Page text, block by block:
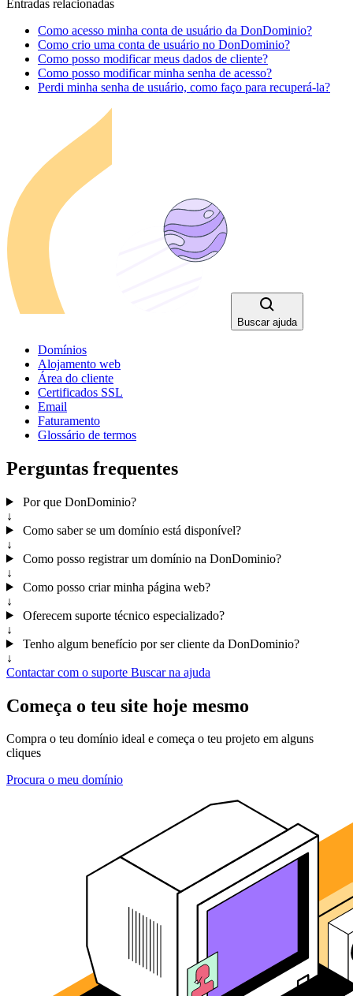
Entradas relacionadas
Como acesso minha conta de usuário da DonDominio?
Como crio uma conta de usuário no DonDominio?
Como posso modificar meus dados de cliente?
Como posso modificar minha senha de acesso?
Perdi minha senha de usuário, como faço para recuperá-la?
Buscar ajuda
Domínios
Alojamento web
Área do cliente
Certificados SSL
Email
Faturamento
Glossário de termos
Perguntas frequentes
Por que DonDominio?
↓
Como saber se um domínio está disponível?
↓
Como posso registrar um domínio na DonDominio?
↓
Como posso criar minha página web?
↓
Oferecem suporte técnico especializado?
↓
Tenho algum benefício por ser cliente da DonDominio?
↓
Contactar com o suporte Buscar na ajuda
Começa o teu site hoje mesmo
Compra o teu domínio ideal e começa o teu projeto em alguns
cliques
Procura o meu domínio